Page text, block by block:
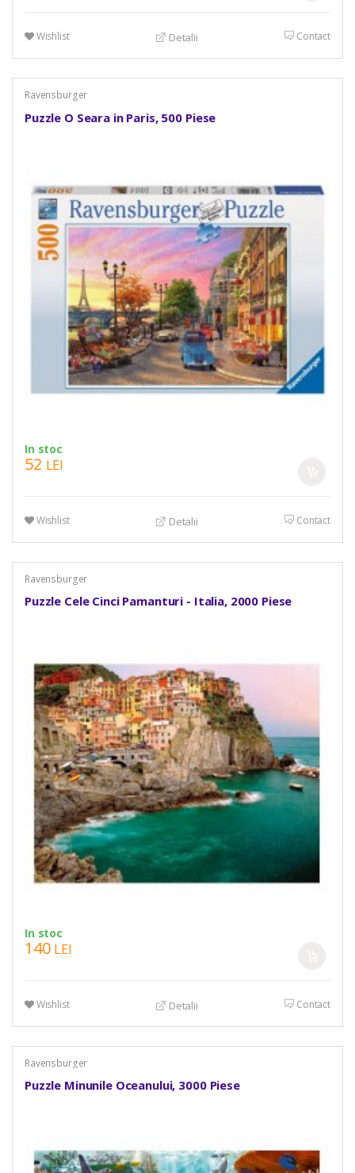
Wishlist Detalii Contact
Ravensburger
Puzzle O Seara in Paris, 500 Piese
In stoc
52 LEI
Wishlist Detalii Contact
Ravensburger
Puzzle Cele Cinci Pamanturi - Italia, 2000 Piese
In stoc
140 LEI
Wishlist Detalii Contact
Ravensburger
Puzzle Minunile Oceanului, 3000 Piese